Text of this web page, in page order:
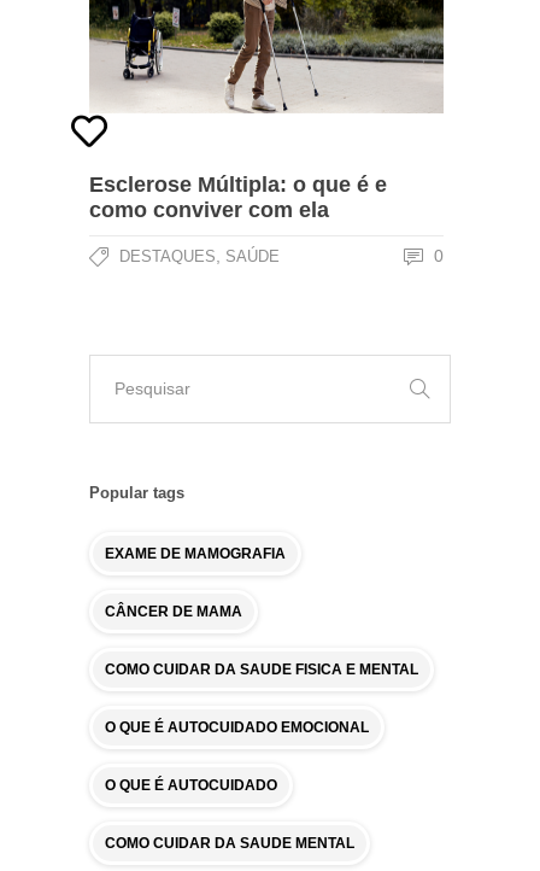
Esclerose Múltipla: o que é e
como conviver com ela
DESTAQUES SAÚDE 0
Popular tags
EXAME DE MAMOGRAFIA
CÂNCER DE MAMA
COMO CUIDAR DA SAUDE FISICA E MENTAL
O QUE É AUTOCUIDADO EMOCIONAL
O QUE É AUTOCUIDADO
COMO CUIDAR DA SAUDE MENTAL